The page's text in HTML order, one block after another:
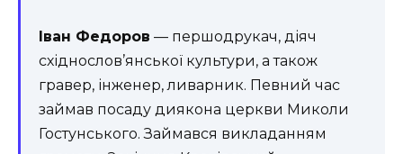
Іван Федоров — першодрукач, діяч
східнослов’янської культури, а також
гравер, інженер, ливарник. Певний час
займав посаду диякона церкви Миколи
Гостунського. Займався викладанням